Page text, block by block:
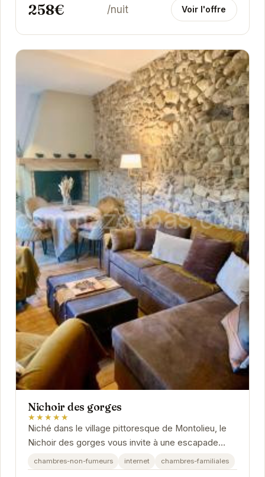
258€ /nuit Voir l'offre
Nichoir des gorges
★★★★★
Niché dans le village pittoresque de Montolieu, le
Nichoir des gorges vous invite à une escapade
hors du commun. Cet hébergement de charme
offre...
chambres-non-fumeurs internet chambres-familiales